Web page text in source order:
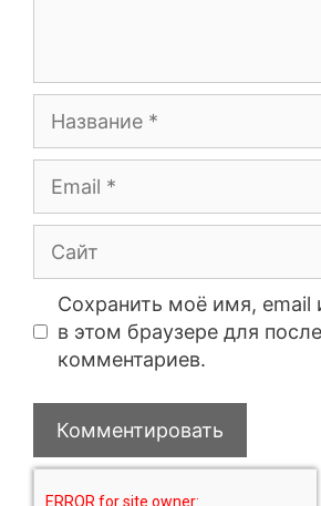
Сохранить моё имя, email
в этом браузере для
комментариев.